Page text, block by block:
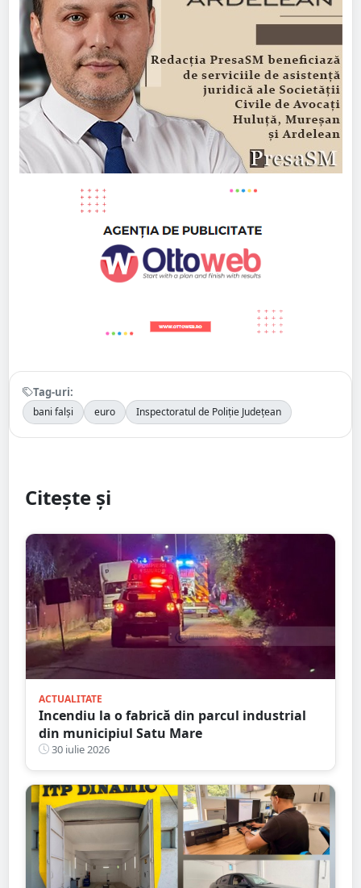
Tag-uri:
bani falși euro Inspectoratul de Poliție Județean
Citește și
ACTUALITATE
Incendiu la o fabrică din parcul industrial
din municipiul Satu Mare
30 iulie 2026